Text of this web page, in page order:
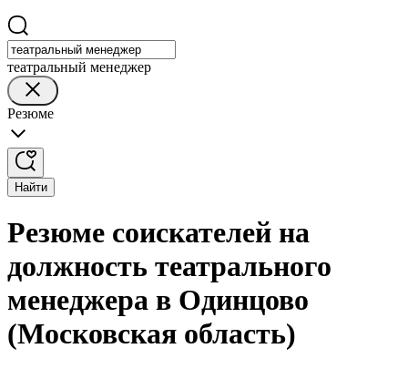
театральный менеджер
Резюме
Найти
Резюме соискателей на
должность театрального
менеджера в Одинцово
(Московская область)